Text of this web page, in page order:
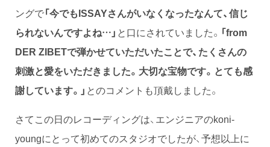
ングで「今でもISSAYさんがいなくなったなんて、信じ
られないんですよね…」 と口にされていました。 「from
DER ZIBETで弾かせていただいたことで、たくさんの
刺激と愛をいただきました。大切な宝物です。とても感
謝しています。」 とのコメントも頂戴しました。
さてこの日のレコーディングは、エンジニアのkoni-
youngにとって初めてのスタジオでしたが、予想以上に